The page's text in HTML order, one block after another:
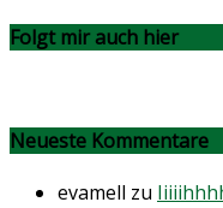
Folgt mir auch hier
Neueste Kommentare
evamell zu